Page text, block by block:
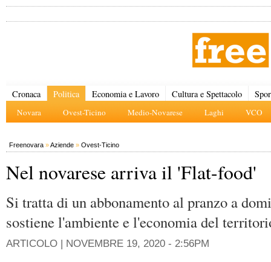
Cronaca Politica
Novara Ovest-Ticino Medio-Novarese Laghi VCO
Economia e Lavoro Cultura e Spettacolo
Freenovara »Aziende » Ovest-Ticino
Nel novarese arriva il 'Flat-food'
Si tratta di un abbonamento al pranzo a
sostiene l'ambiente e l'economia del
ARTICOLO | NOVEMBRE 19, 2020 - 2:56PM